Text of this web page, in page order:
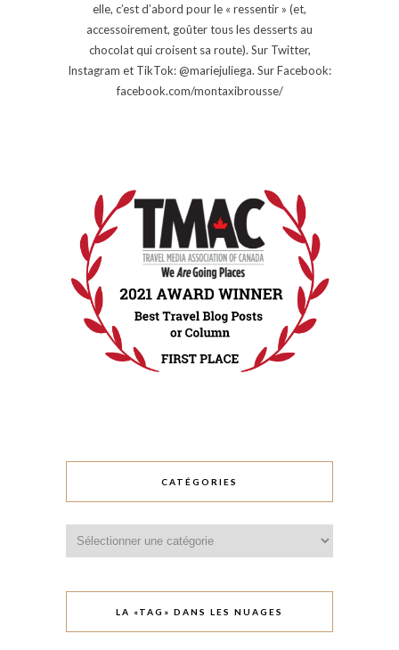
elle, c’est d’abord pour le « ressentir » (et,
accessoirement, goûter tous les desserts au
chocolat qui croisent sa route). Sur Twitter,
Instagram et TikTok: @mariejuliega. Sur Facebook:
facebook.com/montaxibrousse/
CATÉGORIES
LA «TAG» DANS LES NUAGES